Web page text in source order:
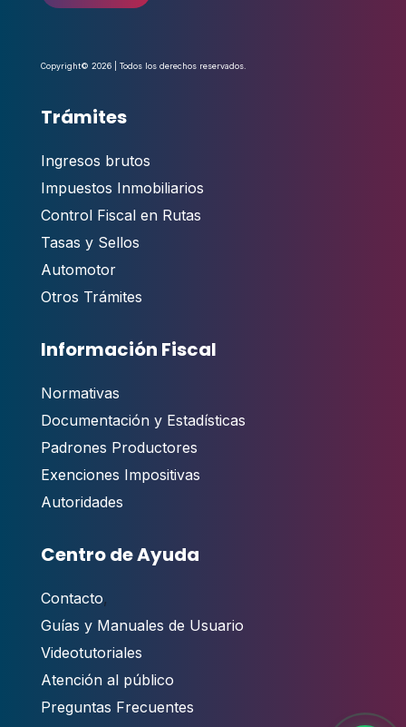
Copyright© 2026 | Todos los derechos reservados.
Trámites
Ingresos brutos
Impuestos Inmobiliarios
Control Fiscal en Rutas
Tasas y Sellos
Automotor
Otros Trámites
Información Fiscal
Normativas
Documentación y Estadísticas
Padrones Productores
Exenciones Impositivas
Autoridades
Centro de Ayuda
Contacto,
Guías y Manuales de Usuario
Videotutoriales
Atención al público
Preguntas Frecuentes